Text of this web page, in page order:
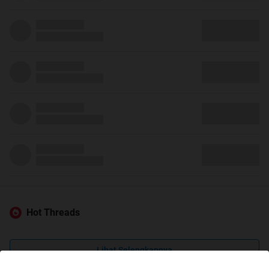
Hot Threads
Lihat Selengkapnya